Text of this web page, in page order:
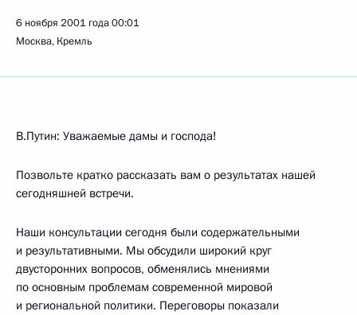
6 ноября 2001 года00:01
Москва, Кремль
В.Путин: Уважаемые дамы и господа!
Позвольте кратко рассказать вам о результатах нашей
сегодняшней встречи.
Наши консультации сегодня были содержательными
и результативными. Мы обсудили широкий круг
двусторонних вопросов, обменялись мнениями
по основным проблемам современной мировой
и региональной политики. Переговоры показали